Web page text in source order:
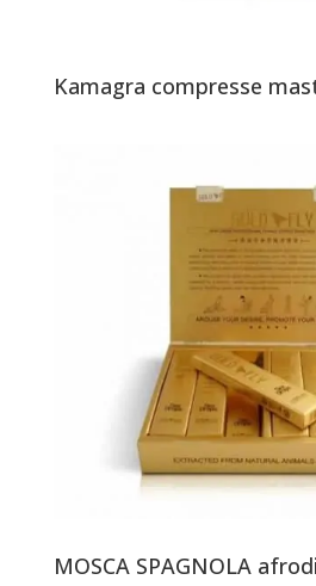
Kamagra compresse
MOSCA SPAGNOLA